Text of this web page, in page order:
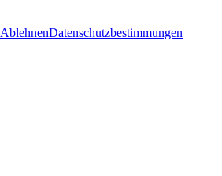
AblehnenDatenschutzbestimmungen